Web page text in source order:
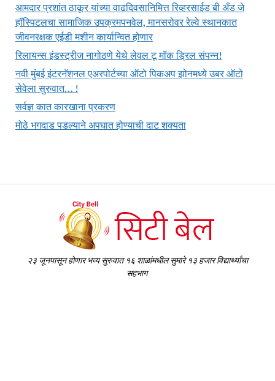
आमदार प्रशांत ठाकूर यांच्या वाढदिवसानिमित्त रिव्हरसाईड बी अँड जे
हॉस्पिटलचा सामाजिक उपक्रमपनवेल, मानसरोवर रेल्वे स्थानकात
जीवनरक्षक एईडी मशीन कार्यान्वित होणार
रिलायन्स इंडस्ट्रीज नागोठणे येथे लेवल टू मॉक ड्रिल संपन्न!
नवी मुंबई इंटरनॅशनल एअरपोर्टच्या ऑटो पिकअप झोनमध्ये उबर ऑटो
सेवेला सुरुवात… !
सर्वज्ञ कात कारखाना प्रकरण
मोठे भगदाड पडल्याने अपघात होण्याची दाट शक्यता
२३ जूनपासून होणार भव्य सुरुवात १६ शाळांमधील सुमारे १३ हजार विद्यार्थ्यांचा
सहभाग